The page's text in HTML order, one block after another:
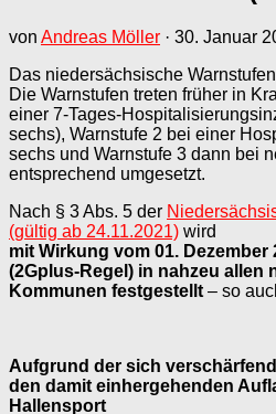
von Andreas Möller · 30. Januar
Das niedersächsische
Die Warnstufen treten früher in
einer 7-Tages-
sechs), Warnstufe 2 bei einer
sechs und Warnstufe 3 dann bei
entsprechend umgesetzt.
Nach § 3 Abs. 5 der
(gültig ab 24.11.2021) wird
mit Wirkung vom 01. Dezember
(2Gplus-Regel) in nahzeu allen
Kommunen festgestellt – so
Aufgrund der sich
den damit einhergehenden
Hallensport